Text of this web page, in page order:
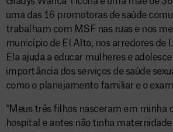
uma das 16 promotoras de saúde
trabalham com MSF nas ruas e nos
município de El Alto, nos arredores de
Ela ajuda a educar mulheres e
importância dos serviços de saúde
como o planejamento familiar e o
“Meus três filhos nasceram em minha
hospital e antes não tinha maternidade